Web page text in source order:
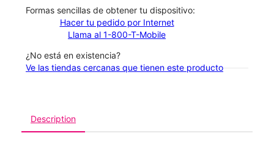
​​​​​​​Formas sencillas de obtener tu dispositivo:
Hacer tu pedido por Internet
Llama al 1-800-T-Mobile
¿No está en existencia?
Ve las tiendas cercanas que tienen este producto
Description